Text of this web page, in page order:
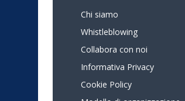
Chi siamo
Whistleblowing
Collabora con noi
Informativa Privacy
Cookie Policy